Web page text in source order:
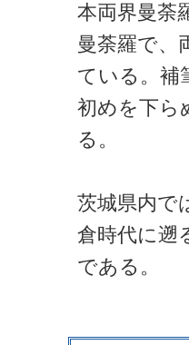
本両界曼荼
曼荼羅で、
ている。補
初めを下ら
る。
茨城県内で
倉時代に遡
である。